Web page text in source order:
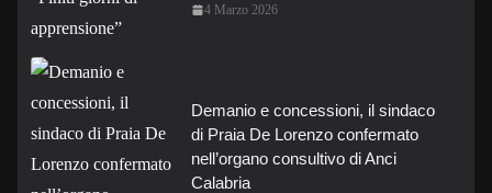
4 Marzo 2026
Demanio e concessioni, il sindaco
di Praia De Lorenzo confermato
nell’organo consultivo di Anci
Calabria